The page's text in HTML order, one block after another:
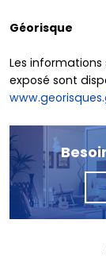
Géorisque
Les informations
exposé sont